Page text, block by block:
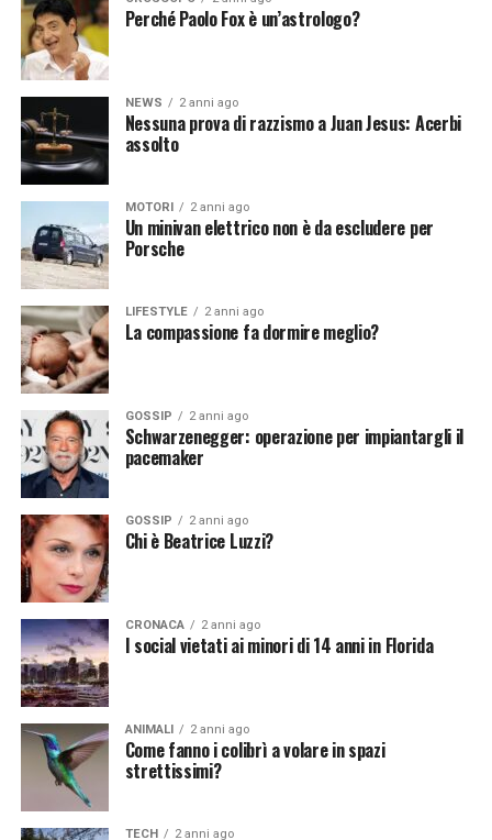
che richiede una risposta chiara.
Affidare un satellite all’intelligenza artificiale apre un
mondo di possibilità nel campo dell’esplorazione
spaziale, delle telecomunicazioni e dell’osservazione
della Terra. Tuttavia, è fondamentale affrontare le sfide
tecniche, etiche e legali associate a questa convergenza.
Con una corretta gestione e un’attenta considerazione
degli impatti, l’IA potrebbe trasformare radicalmente il
settore spaziale, portando a nuove scoperte e benefici
per l’umanità.
[fonte immagine: https://pixabay.com/it/photos/terra-
spazio-satelliti-monitoraggio-79533/]
Continua a leggere su atuttonotizie.it
Vuoi essere sempre aggiornato e ricevere le principali
notizie del giorno?
Perché Paolo Fox è un’astrologo?
NEWS 2 anni ago
Nessuna prova di razzismo a Juan Jesus: Acerbi
assolto
MOTORI 2 anni ago
Un minivan elettrico non è da escludere per
Porsche
LIFESTYLE 2 anni ago
La compassione fa dormire meglio?
GOSSIP 2 anni ago
Schwarzenegger: operazione per impiantargli il
pacemaker
GOSSIP 2 anni ago
Chi è Beatrice Luzzi?
CRONACA 2 anni ago
I social vietati ai minori di 14 anni in Florida
ANIMALI 2 anni ago
Come fanno i colibrì a volare in spazi
strettissimi?
TECH 2 anni ago